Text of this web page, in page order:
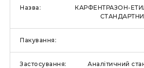
КАРФЕНТРАЗОН-
Аналітичний